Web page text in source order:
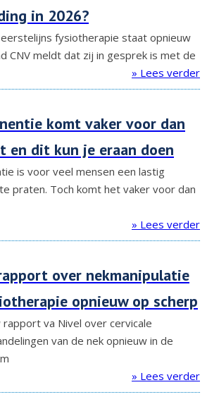
in 2026?
fysiotherapie staat opnieuw
CNV meldt dat zij in gesprek is met de
» Lees verder
komt vaker voor dan
en dit kun je eraan doen
is voor veel mensen een lastig
praten. Toch komt het vaker voor dan
» Lees verder
over nekmanipulatie
opnieuw op scherp
rapport va Nivel over cervicale
van de nek opnieuw in de
» Lees verder